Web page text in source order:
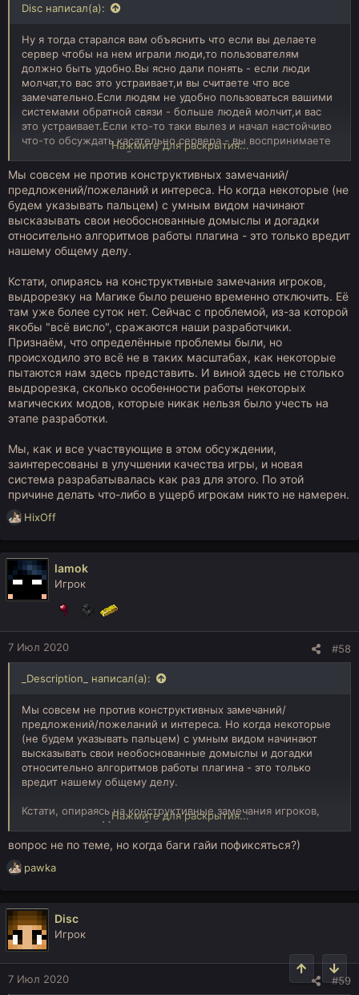
Disc написал(а):
Ну я тогда старался вам объяснить что если вы делаете
сервер чтобы на нем играли люди,то пользователям
должно быть удобно.Вы ясно дали понять - если люди
молчат,то вас это устраивает,и вы считаете что все
замечательно.Если людям не удобно пользоваться вашими
системами обратной связи - больше людей молчит,и вас
это устраивает.Если кто-то таки вылез и начал настойчиво
что-то обсуждать касательно сервера - вы воспринимаете
это как нытье и проблему.
Теперь ситуация не с форумом\коллегиями\СП,а с тем что
плагин который по вашей же задумке перекладывает
решения проблем с нагрузкой на сервер,на игроков.А
проблема все та же - игрокам не совсем понятно как это
работает.При этом когда на форуме пользователи пытаются
разобраться,вам это не нравится и вы опять воспринимаете
это как нытье.
интерес к вашей новой системе,и что делаю какие-то не
такие выводы.При этом другие игроки проявляют куда
меньший интерес,и куда меньше пытаются понять что это
такое,причем большинство даже спрашивать не будет.
Каким образом по вашему тогда кто-то будет разбираться с
зарезанным выдрорезкой заводом?
По сути,выходит что выдрорезка - это не образное
название,а вполне буквальное,даже этакий месседж -
игрокам строящим большие заводы тупо не место на
сервере,мол они обнаглели,и от них нужно избавляться.
Если это так,то да я все это время делал неправильные
выводы,считая что все это делается для игроков и
полностью исходил из этого.
Нажмите для раскрытия...
Мы совсем не против конструктивных замечаний/
предложений/пожеланий и интереса. Но когда некоторые (не
будем указывать пальцем) с умным видом начинают
высказывать свои необоснованные домыслы и догадки
относительно алгоритмов работы плагина - это только вредит
нашему общему делу.
Кстати, опираясь на конструктивные замечания игроков,
выдрорезку на Магике было решено временно отключить. Её
там уже более суток нет. Сейчас с проблемой, из-за которой
якобы "всё висло", сражаются наши разработчики.
Признаём, что определённые проблемы были, но
происходило это всё не в таких масштабах, как некоторые
пытаются нам здесь представить. И виной здесь не столько
выдрорезка, сколько особенности работы некоторых
магических модов, которые никак нельзя было учесть на
этапе разработки.
Мы, как и все участвующие в этом обсуждении,
заинтересованы в улучшении качества игры, и новая
система разрабатывалась как раз для этого. По этой
причине делать что-либо в ущерб игрокам никто не намерен.
Р
к
ц
и
HixOff
lamok
Игрок
7 Июл 2020 #58
_Description_ написал(а):
Мы совсем не против конструктивных замечаний/
предложений/пожеланий и интереса. Но когда некоторые
(не будем указывать пальцем) с умным видом начинают
высказывать свои необоснованные домыслы и догадки
относительно алгоритмов работы плагина - это только
вредит нашему общему делу.
Кстати, опираясь на конструктивные замечания игроков,
выдрорезку на Магике было решено временно отключить.
Её там уже более суток нет. Сейчас с проблемой, из-за
которой якобы "всё висло", сражаются наши разработчики.
Признаём, что определённые проблемы были, но
выдрорезка, сколько особенности работы некоторых
магических модов, которые никак нельзя было учесть на
этапе разработки.
заинтересованы в улучшении качества игры, и новая
Нажмите для раскрытия...
вопрос не по теме, но когда баги гайи пофиксяться?)
Р
к
ц
и
:
pawka
Disc
Игрок
7 Июл 2020 #59
Сверху